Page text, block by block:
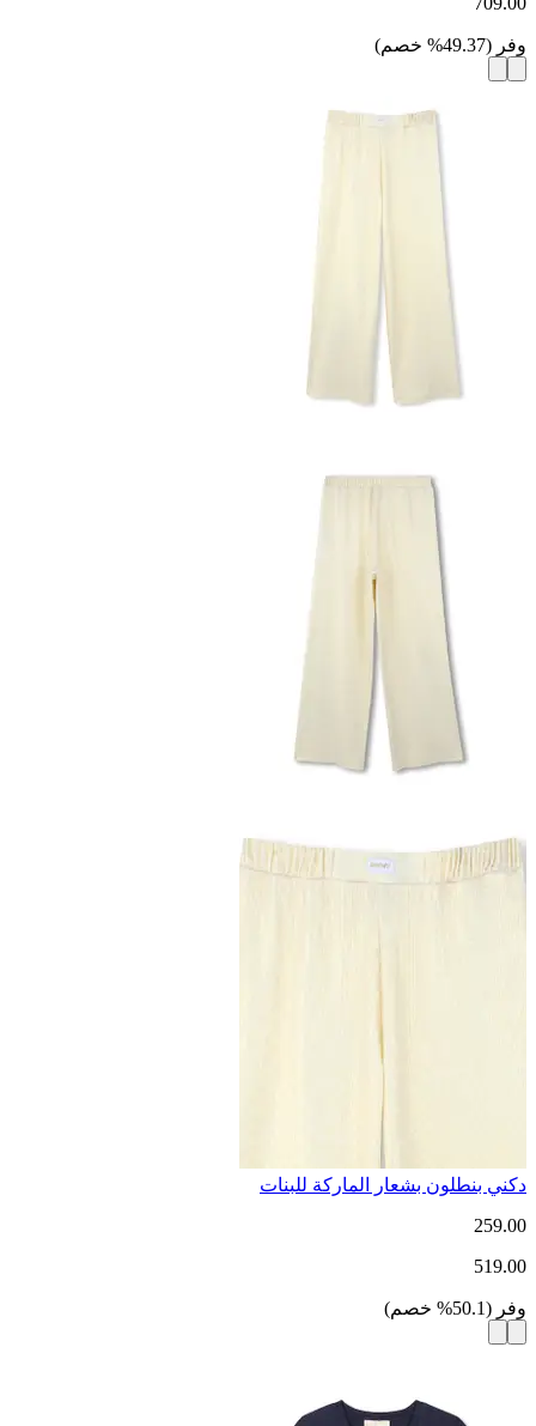
وفر (
49.37
% خصم)
دكني بنطلون بشعار الماركة للبنات
259.00
519.00
وفر (
50.1
% خصم)